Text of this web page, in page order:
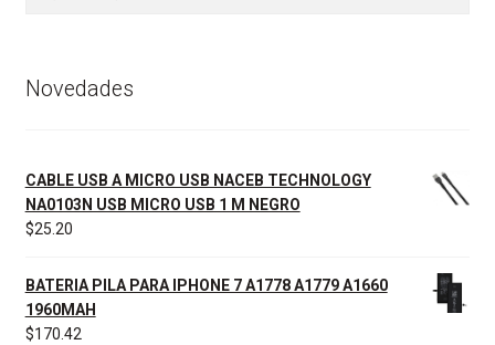
Novedades
CABLE USB A MICRO USB NACEB TECHNOLOGY
NA0103N USB MICRO USB 1 M NEGRO
$25.20
BATERIA PILA PARA IPHONE 7 A1778 A1779 A1660
1960MAH
$170.42